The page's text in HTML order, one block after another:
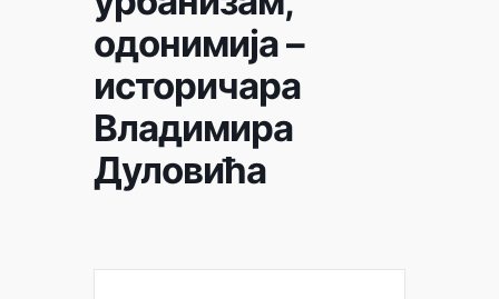
одонимија –
историчара
Владимира
Дуловића